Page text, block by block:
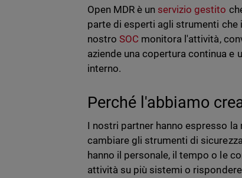
Open MDR è un servizio gestito
parte di esperti agli strumenti che
nostroSOC monitora l'attività,
aziende una copertura continua e
interno.
Perché l'abbiamo
I nostri partner hanno espresso la
cambiare gli strumenti di
hanno il personale, il tempo o le
attività su più sistemi o